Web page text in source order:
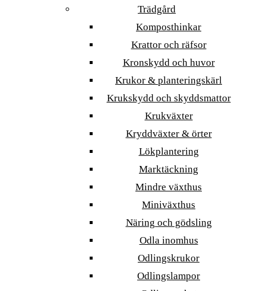
Trädgård
Komposthinkar
Krattor och räfsor
Kronskydd och huvor
Krukor & planteringskärl
Krukskydd och skyddsmattor
Krukväxter
Kryddväxter & örter
Lökplantering
Marktäckning
Mindre växthus
Miniväxthus
Näring och gödsling
Odla inomhus
Odlingskrukor
Odlingslampor